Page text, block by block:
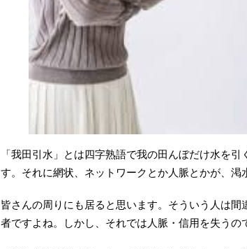
「我田引水」とは四字熟語で我の田んぼだけ水を
す。それに網状、ネットワークとか人脈とかが、渇
皆さんの周りにも居ると思います。そういう人は
者ですよね。しかし、それでは人脈・信用を失うの